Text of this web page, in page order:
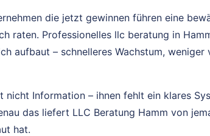
die jetzt gewinnen führen eine
raten. Professionelles llc beratung in
aufbaut – schnelleres Wachstum, weniger
nicht Information – ihnen fehlt ein klares
das liefert LLC Beratung Hamm von
hat.